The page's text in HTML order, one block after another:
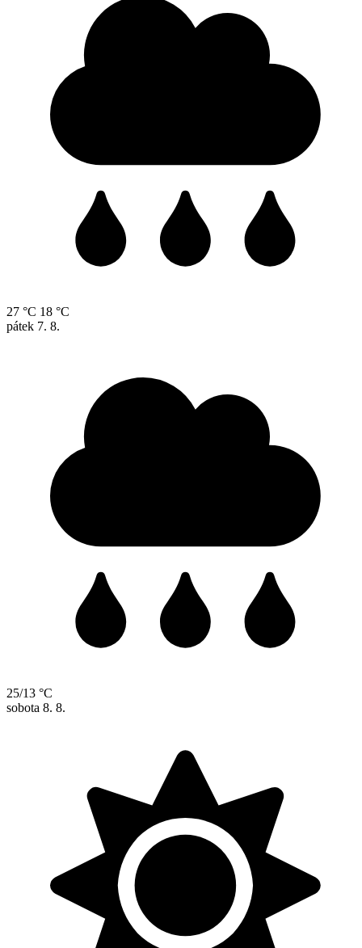
27 °C 18 °C
pátek 7. 8.
25/13 °C
sobota 8. 8.